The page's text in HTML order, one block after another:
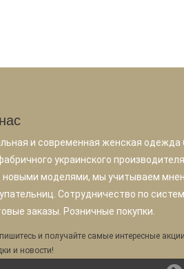
и современная женская одежда
украинского
новыми моделями, мы учитываем
Сотрудничество по
заказы. Розничные покупки.
и получайте самые интересные
и новости!